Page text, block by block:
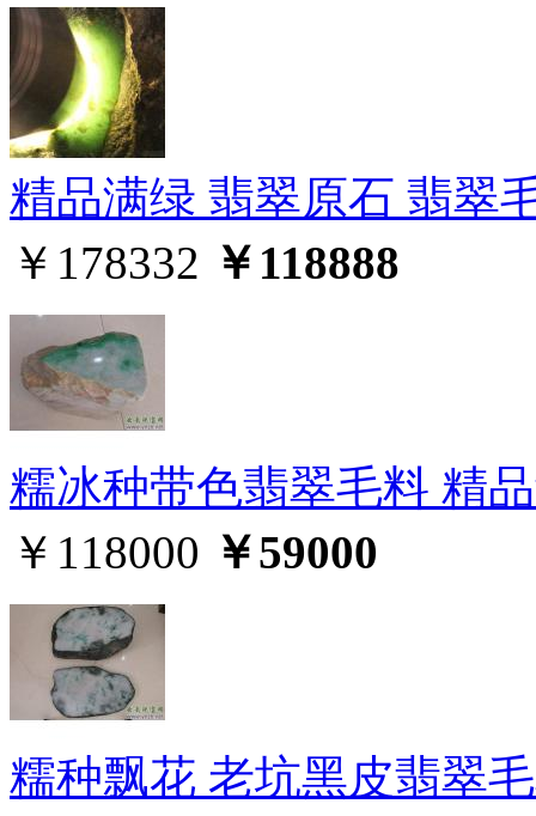
精品满绿 翡翠原石 翡翠
￥178332 ￥118888
糯冰种带色翡翠毛料 精
￥118000 ￥59000
糯种飘花 老坑黑皮翡翠